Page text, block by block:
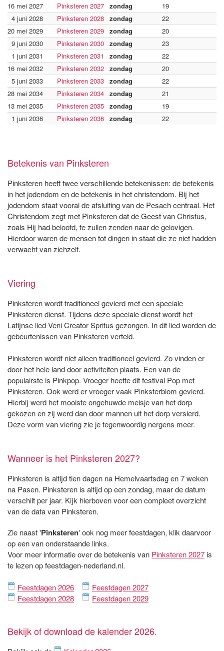
16 mei 2027
Pinksteren 2027 zondag 19
4 juni 2028
Pinksteren 2028 zondag 22
20 mei 2029
Pinksteren 2029 zondag 20
9 juni 2030
Pinksteren 2030 zondag 23
1 juni 2031
Pinksteren 2031 zondag 22
16 mei 2032
Pinksteren 2032 zondag 20
5 juni 2033
Pinksteren 2033 zondag 22
28 mei 2034
Pinksteren 2034 zondag 21
13 mei 2035
Pinksteren 2035 zondag 19
1 juni 2036
Pinksteren 2036 zondag 22
Betekenis van Pinksteren
Pinksteren heeft twee verschillende betekenissen: de betekenis
in het jodendom en de betekenis in het christendom. Bij het
jodendom staat vooral de afsluiting van de Pesach centraal. Het
Christendom zegt met Pinksteren dat de Geest van Christus,
zoals Hij had beloofd, te zullen zenden naar de gelovigen.
Hierdoor waren de mensen tot dingen in staat die ze niet hadden
verwacht van zichzelf.
Viering
Pinksteren wordt traditioneel gevierd met een speciale
Pinksteren dienst. Tijdens deze speciale dienst wordt het
Latijnse lied Veni Creator Spritus gezongen. In dit lied worden de
gebeurtenissen van Pinksteren verteld.
Pinksteren wordt niet alleen traditioneel gevierd. Zo vinden er
door het hele land door activiteiten plaats. Een van de
populairste is Pinkpop. Vroeger heette dit festival Pop met
Pinksteren. Ook werd er vroeger vaak Pinksterblom gevierd.
Hierbij werd het mooiste ongehuwde meisje van het dorp
gekozen en zij werd dan door mannen uit het dorp versierd.
Deze vorm van viering zie je tegenwoordig nergens meer.
Wanneer is het Pinksteren 2027?
Pinksteren is altijd tien dagen na Hemelvaartsdag en 7 weken
na Pasen. Pinksteren is altijd op een zondag, maar de datum
verschilt per jaar. Kijk hierboven voor een compleet overzicht
van de data van Pinksteren.
Zie naast 'Pinksteren' ook nog meer feestdagen, klik daarvoor
op een van onderstaande links.
Voor meer informatie over de betekenis van Pinksteren 2027 is
te lezen op feestdagen-nederland.nl.
Feestdagen 2026
Feestdagen 2027
Feestdagen 2028
Feestdagen 2029
Bekijk of download de kalender 2026.